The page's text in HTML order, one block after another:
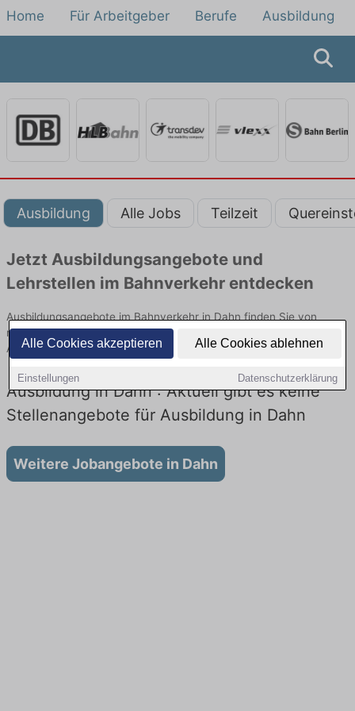
Alle Cookies akzeptieren Alle Cookies ablehnen
Einstellungen Datenschutzerklärung
Home Für Arbeitgeber Berufe Ausbildung
Ausbildung Alle Jobs Teilzeit
Jetzt Ausbildungsangebote und
Lehrstellen im Bahnverkehr entdecken
Ausbildungsangebote im Bahnverkehr in Dahn finden Sie von
namhaften Firmen. Entdecken Sie freie Optionen von Top-
Arbeitgebern und bewerben Sie sich noch heute.
Ausbildung in Dahn : Aktuell gibt es keine
Stellenangebote für Ausbildung in Dahn
Weitere Jobangebote in Dahn